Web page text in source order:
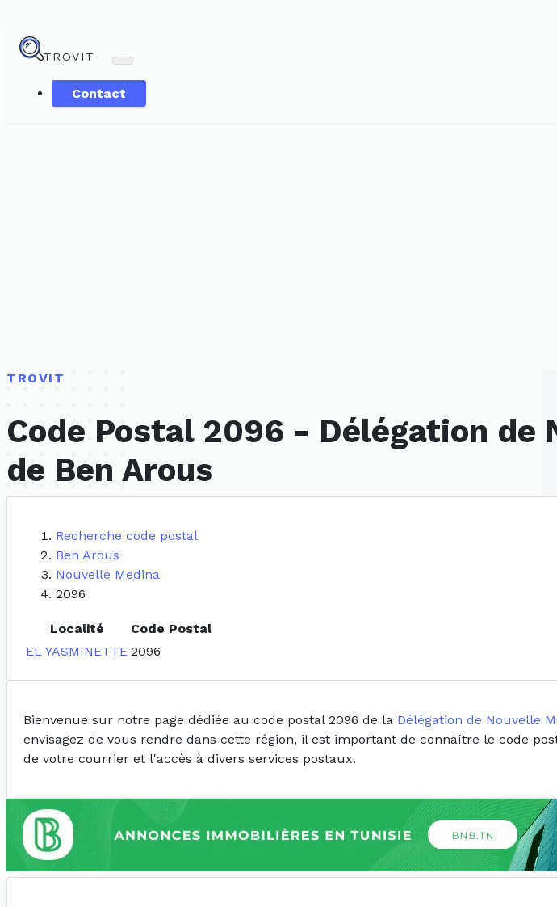
TROVIT
Contact
TROVIT
Code Postal 2096 - Délégation
de Ben Arous
Recherche code postal
Ben Arous
Nouvelle Medina
2096
Localité
Code Postal
EL YASMINETTE 2096
Bienvenue sur notre page dédiée au code postal 2096 de la Délégation de Nouvelle
envisagez de vous rendre dans cette région, il est important de connaître le code
de votre courrier et l'accès à divers services postaux.